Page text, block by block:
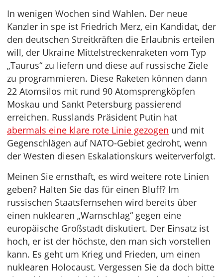
In wenigen Wochen sind Wahlen. Der neue
Kanzler in spe ist Friedrich Merz, ein Kandidat, der
den deutschen Streitkräften die Erlaubnis erteilen
will, der Ukraine Mittelstreckenraketen vom Typ
„Taurus“ zu liefern und diese auf russische Ziele
zu programmieren. Diese Raketen können dann
22 Atomsilos mit rund 90 Atomsprengköpfen
Moskau und Sankt Petersburg passierend
erreichen. Russlands Präsident Putin hat
abermals eine klare rote Linie gezogen und mit
Gegenschlägen auf NATO-Gebiet gedroht, wenn
der Westen diesen Eskalationskurs weiterverfolgt.
Meinen Sie ernsthaft, es wird weitere rote Linien
geben? Halten Sie das für einen Bluff? Im
russischen Staatsfernsehen wird bereits über
einen nuklearen „Warnschlag“ gegen eine
europäische Großstadt diskutiert. Der Einsatz ist
hoch, er ist der höchste, den man sich vorstellen
kann. Es geht um Krieg und Frieden, um einen
nuklearen Holocaust. Vergessen Sie da doch bitte